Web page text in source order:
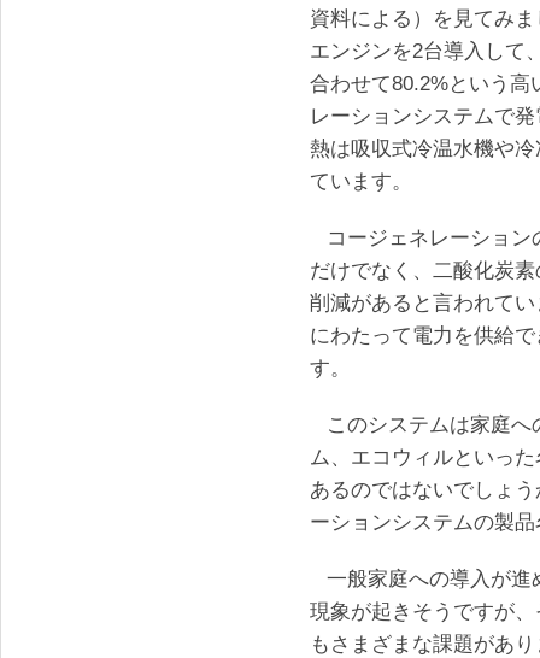
資料による）を見てみ
エンジンを2台導入して
合わせて80.2%という
レーションシステムで
熱は吸収式冷温水機や
ています。
コージェネレーショ
だけでなく、二酸化炭
削減があると言われて
にわたって電力を供給
す。
このシステムは家庭
ム、エコウィルといっ
あるのではないでしょ
ーションシステムの製
一般家庭への導入が
現象が起きそうですが
もさまざまな課題があ